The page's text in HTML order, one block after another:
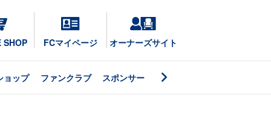
SHOP FCマイページ オーナーズサイト
ョップ ファンクラブ スポンサー